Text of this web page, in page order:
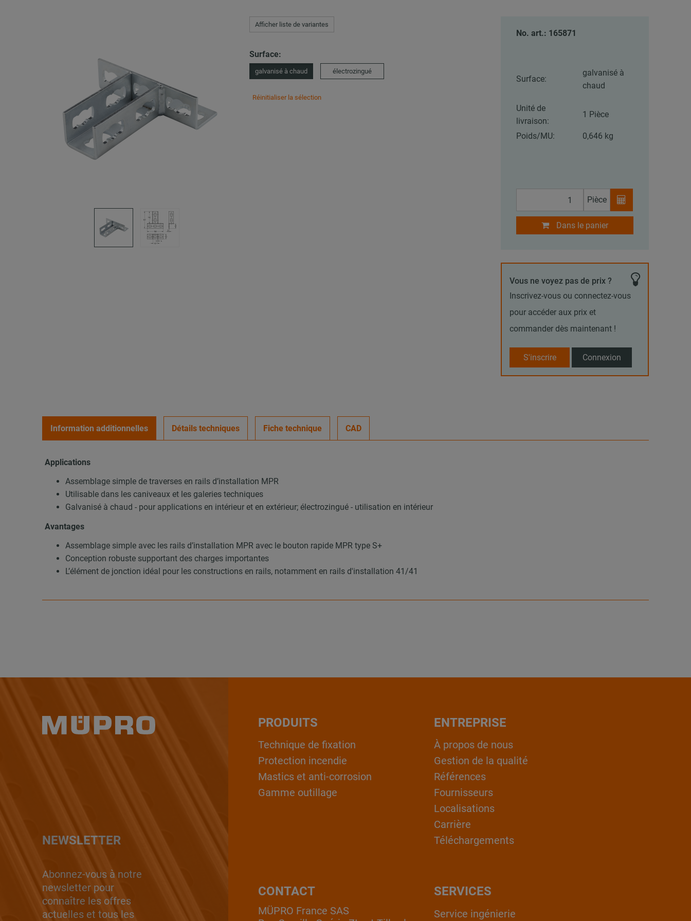
Afficher liste de variantes
Surface:
galvanisé à chaud électrozingué
Réinitialiser la sélection
No. art.: 165871
Surface:
galvanisé à
chaud
Unité de
livraison:
1 Pièce
Poids/MU: 0,646 kg
Pièce
Dans le panier
Vous ne voyez pas de prix ?
Inscrivez-vous ou connectez-vous
pour accéder aux prix et
commander dès maintenant !
S'inscrire Connexion
Information additionnelles Détails techniques Fiche technique CAD
Applications
Assemblage simple de traverses en rails d’installation MPR
Utilisable dans les caniveaux et les galeries techniques
Galvanisé à chaud - pour applications en intérieur et en extérieur; électrozingué - utilisation en intérieur
Avantages
Assemblage simple avec les rails d’installation MPR avec le bouton rapide MPR type S+
Conception robuste supportant des charges importantes
L’élément de jonction idéal pour les constructions en rails, notamment en rails d'installation 41/41
NEWSLETTER
Abonnez-vous à notre
newsletter pour
connaître les offres
actuelles et tous les
PRODUITS
Technique de fixation
Protection incendie
Mastics et anti-corrosion
Gamme outillage
ENTREPRISE
À propos de nous
Gestion de la qualité
Références
Fournisseurs
Localisations
Carrière
Téléchargements
CONTACT
MÜPRO France SAS
SERVICES
Service ingénierie